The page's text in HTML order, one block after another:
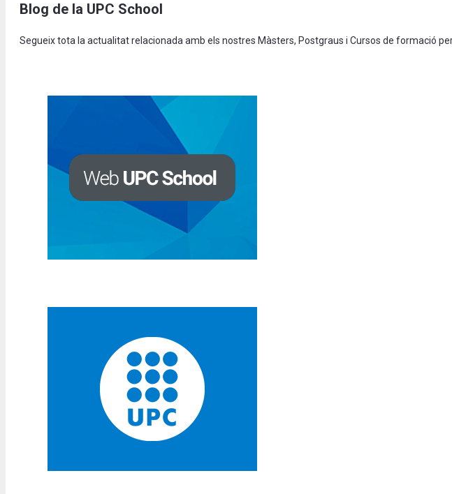
Blog de la UPC School
Segueix tota la actualitat relacionada amb els nostres Màsters, Postgraus i Cursos de formació